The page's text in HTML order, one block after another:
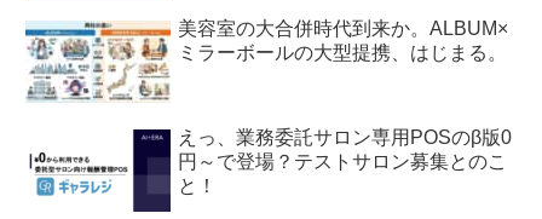
美容室の大合併時代到来か。ALBUM×
ミラーボールの大型提携、はじまる。
えっ、業務委託サロン専用POSのβ版0
円～で登場？テストサロン募集とのこ
と！